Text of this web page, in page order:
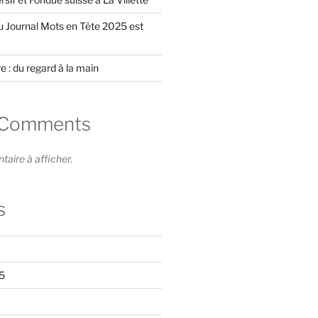
Journal Mots en Tête 2025 est
: du regard à la main
à afficher.